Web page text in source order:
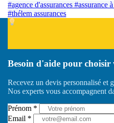
#agence d'assurances #assurance
#thélem assurances
Besoin d'aide pour choisir
Recevez un devis personnalisé et
Nos experts vous accompagnent
Prénom *
Email *